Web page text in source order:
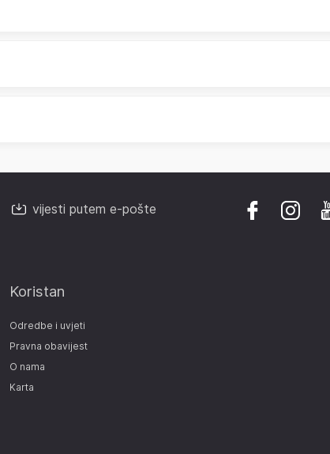
vijesti putem e-pošte
Koristan
Odredbe i uvjeti
Pravna obavijest
O nama
Karta